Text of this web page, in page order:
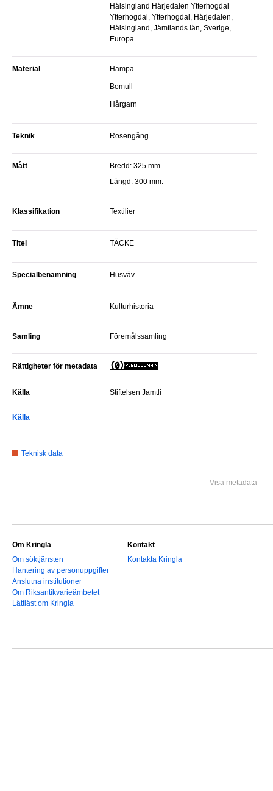
Hälsingland Härjedalen Ytterhogdal
Ytterhogdal, Ytterhogdal, Härjedalen,
Hälsingland, Jämtlands län, Sverige,
Europa.
Material Hampa
Bomull
Hårgarn
Teknik Rosengång
Mått
Bredd: 325 mm.
Längd: 300 mm.
Klassifikation Textilier
Titel TÄCKE
Specialbenämning Husväv
Ämne Kulturhistoria
Samling Föremålssamling
Rättigheter för metadata
Källa Stiftelsen Jamtli
Källa
Teknisk data
Visa metadata
Om Kringla
Om söktjänsten
Hantering av personuppgifter
Anslutna institutioner
Om Riksantikvarieämbetet
Lättläst om Kringla
Kontakt
Kontakta Kringla